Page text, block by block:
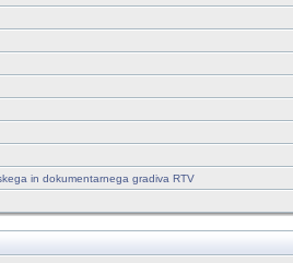
in dokumentarnega gradiva RTV